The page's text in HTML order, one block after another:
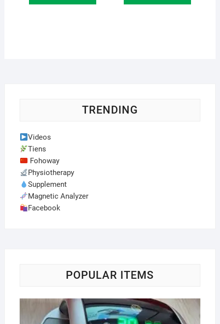
TRENDING
Videos
Tiens
Fohoway
Physiotherapy
Supplement
Magnetic Analyzer
Facebook
POPULAR ITEMS